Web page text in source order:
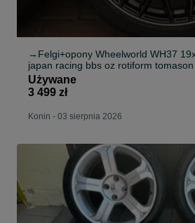
→Felgi+opony Wheelworld WH37
japan racing bbs oz rotiform
wheelworld zima zimowe
Używane
3 499 zł
Konin - 03 sierpnia 2026